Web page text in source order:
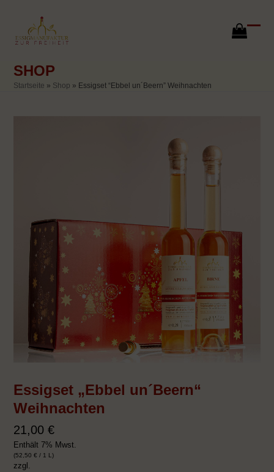
content
go
SHOP
Startseite » Shop » Essigset “Ebbel un´Beern” Weihnachten
Essigset „Ebbel un´Beern“
Weihnachten
21,00€
Enthält 7% Mwst.
(52,50€ / 1 L)
zzgl.